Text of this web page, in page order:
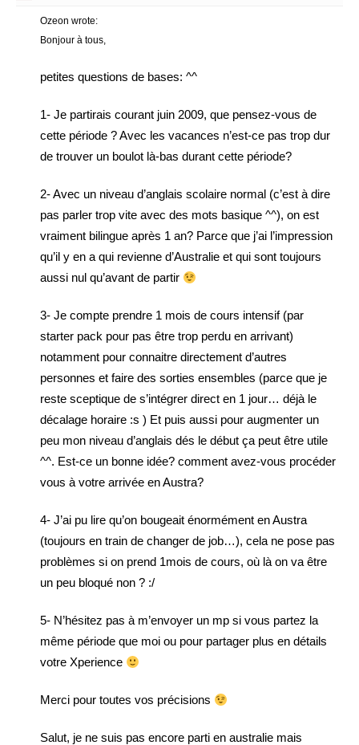
Ozeon wrote:
Bonjour à tous,
petites questions de bases: ^^
1- Je partirais courant juin 2009, que pensez-vous de
cette période ? Avec les vacances n’est-ce pas trop dur
de trouver un boulot là-bas durant cette période?
2- Avec un niveau d’anglais scolaire normal (c’est à dire
pas parler trop vite avec des mots basique ^^), on est
vraiment bilingue après 1 an? Parce que j’ai l’impression
qu’il y en a qui revienne d’Australie et qui sont toujours
aussi nul qu’avant de partir
3- Je compte prendre 1 mois de cours intensif (par
starter pack pour pas être trop perdu en arrivant)
notamment pour connaitre directement d’autres
personnes et faire des sorties ensembles (parce que je
reste sceptique de s’intégrer direct en 1 jour… déjà le
décalage horaire :s ) Et puis aussi pour augmenter un
peu mon niveau d’anglais dés le début ça peut être utile
^^. Est-ce un bonne idée? comment avez-vous procéder
vous à votre arrivée en Austra?
4- J’ai pu lire qu’on bougeait énormément en Austra
(toujours en train de changer de job…), cela ne pose pas
problèmes si on prend 1mois de cours, où là on va être
un peu bloqué non ? :/
5- N’hésitez pas à m’envoyer un mp si vous partez la
même période que moi ou pour partager plus en détails
votre Xperience
Merci pour toutes vos précisions
Salut, je ne suis pas encore parti en australie mais